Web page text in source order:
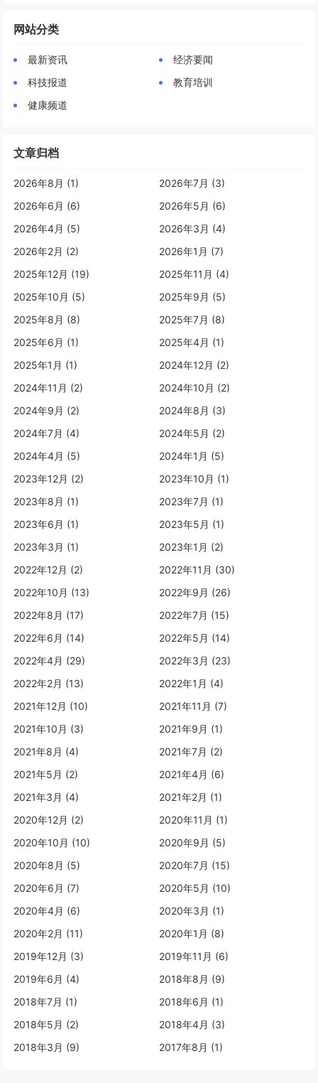
网站分类
最新资讯
经济要闻
科技报道
教育培训
健康频道
文章归档
2026年8月 (1)
2026年7月 (3)
2026年6月 (6)
2026年5月 (6)
2026年4月 (5)
2026年3月 (4)
2026年2月 (2)
2026年1月 (7)
2025年12月 (19)
2025年11月 (4)
2025年10月 (5)
2025年9月 (5)
2025年8月 (8)
2025年7月 (8)
2025年6月 (1)
2025年4月 (1)
2025年1月 (1)
2024年12月 (2)
2024年11月 (2)
2024年10月 (2)
2024年9月 (2)
2024年8月 (3)
2024年7月 (4)
2024年5月 (2)
2024年4月 (5)
2024年1月 (5)
2023年12月 (2)
2023年10月 (1)
2023年8月 (1)
2023年7月 (1)
2023年6月 (1)
2023年5月 (1)
2023年3月 (1)
2023年1月 (2)
2022年12月 (2)
2022年11月 (30)
2022年10月 (13)
2022年9月 (26)
2022年8月 (17)
2022年7月 (15)
2022年6月 (14)
2022年5月 (14)
2022年4月 (29)
2022年3月 (23)
2022年2月 (13)
2022年1月 (4)
2021年12月 (10)
2021年11月 (7)
2021年10月 (3)
2021年9月 (1)
2021年8月 (4)
2021年7月 (2)
2021年5月 (2)
2021年4月 (6)
2021年3月 (4)
2021年2月 (1)
2020年12月 (2)
2020年11月 (1)
2020年10月 (10)
2020年9月 (5)
2020年8月 (5)
2020年7月 (15)
2020年6月 (7)
2020年5月 (10)
2020年4月 (6)
2020年3月 (1)
2020年2月 (11)
2020年1月 (8)
2019年12月 (3)
2019年11月 (6)
2019年6月 (4)
2018年8月 (9)
2018年7月 (1)
2018年6月 (1)
2018年5月 (2)
2018年4月 (3)
2018年3月 (9)
2017年8月 (1)